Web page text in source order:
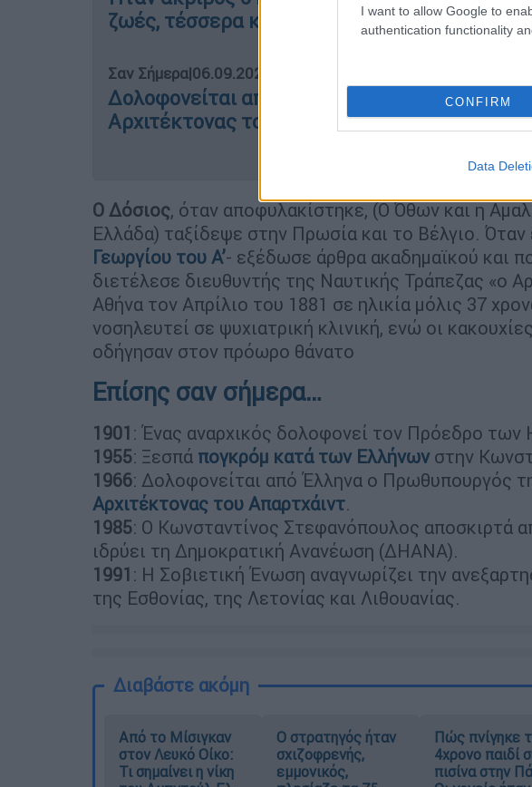
I want to allow Google to
authentication functionality
CONFIRM
Data
ζωές, τέσσερα καράβια και τρία χρόνια
Σαν Σήμερα|06.09.2024 00:00
Δολοφονείται από Έλληνα ο Πρωθυπουργός
Αρχιτέκτονας του Απαρτχάιντ
Ο Δόσιος, όταν αποφυλακίστηκε, (Ο Όθων και η
Ελλάδα) ταξίδεψε στην Πρωσία και το Βέλγιο.
Γεωργίου του Α’- εξέδωσε άρθρα ακαδημαϊκού και
διετέλεσε διευθυντής της Ναυτικής Τράπεζας «ο
Αθήνα τον Απρίλιο του 1881 σε ηλικία μόλις 37
νοσηλευτεί σε ψυχιατρική κλινική, ενώ οι
οδήγησαν στον πρόωρο θάνατο
Επίσης σαν σήμερα…
1901 : Ένας αναρχικός δολοφονεί τον Πρόεδρο των
1955: Ξεσπά πογκρόμ κατά των Ελλήνωνστην
1966: Δολοφονείται από Έλληνα ο Πρωθυπουργός
Αρχιτέκτονας του Απαρτχάιντ.
1985: Ο Κωνσταντίνος Στεφανόπουλος αποσκιρτά
ιδρύει τη Δημοκρατική Ανανέωση (ΔΗΑΝΑ).
1991 : Η Σοβιετική Ένωση αναγνωρίζει την
της Εσθονίας, της Λετονίας και Λιθουανίας.
Διαβάστε ακόμη
Από το Μίσιγκαν
στον Λευκό Οίκο:
Τι σημαίνει η νίκη
O στρατηγός ήταν
σχιζοφρενής,
εμμονικός,
Πώς πνίγηκε
4χρονο παιδί
πισίνα στην